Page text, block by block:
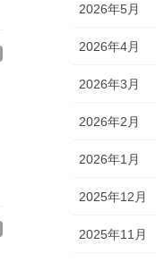
2026年5月
2026年4月
2026年3月
2026年2月
2026年1月
2025年12月
2025年11月